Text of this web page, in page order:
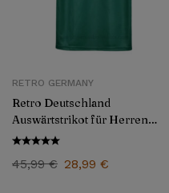
RETRO GERMANY
Retro Deutschland
Auswärtstrikot für Herren
1994
45,99€ 28,99 €